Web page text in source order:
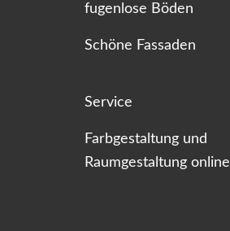
fugenlose Böden
Schöne Fassaden
Service
Farbgestaltung und
Raumgestaltung online